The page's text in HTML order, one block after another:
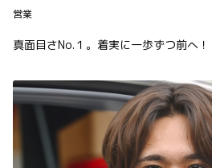
営業
真面目さNo.１。着実に一歩ずつ前へ！